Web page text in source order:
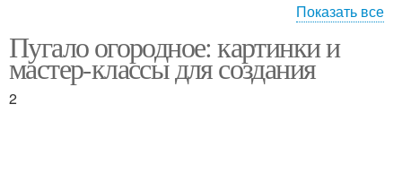
материалов
занятий
Показать все
Пугало огородное: картинки и
мастер-классы для создания
2